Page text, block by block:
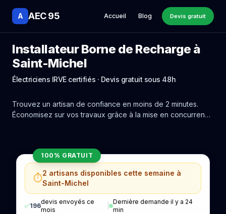
A AEC 95 Accueil Blog Devis gratuit
Installateur Borne de Recharge à
Saint-Michel
Électriciens IRVE certifiés · Devis gratuit sous 48h
Trouvez un artisan de confiance en moins de 2 minutes.
Économisez sur vos travaux grâce à la mise en concurrence
100% GRATUIT
⏱️2 artisans disponibles cette semaine à
Saint-Michel
✅196
devis envoyés ce
mois
|
Dernière demande il y a 24
min